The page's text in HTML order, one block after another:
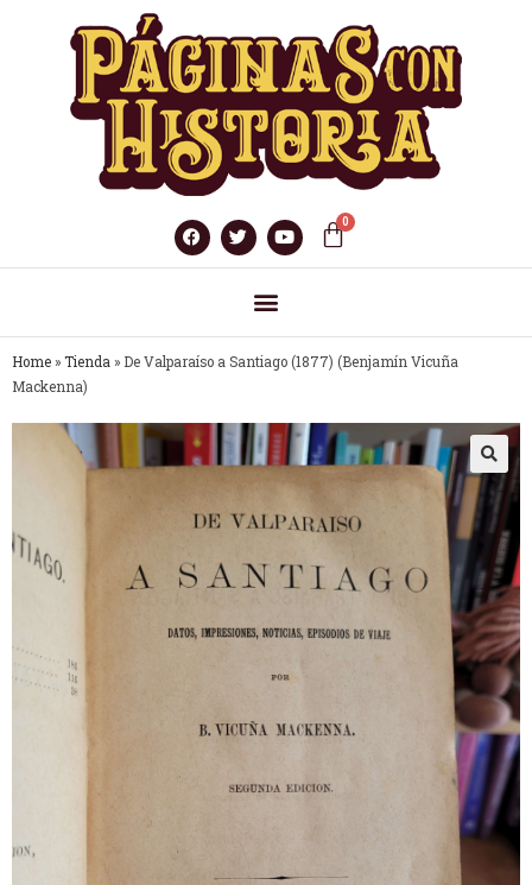
Home » Tienda » De Valparaíso a Santiago (1877) (Benjamín Vicuña
Mackenna)
🔍